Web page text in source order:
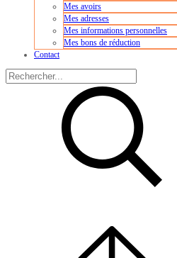
Mes avoirs
Mes adresses
Mes informations personnelles
Mes bons de réduction
Contact